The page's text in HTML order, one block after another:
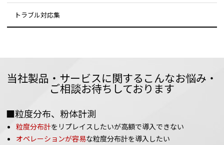
トラブル対応集
当社製品・サービスに関するこんなお悩み・
ご相談お待ちしております
■粒度分布、粉体計測
粒度分布計をリプレイスしたいが高額で導入できない
オペレーションが容易な粒度分布計を導入したい